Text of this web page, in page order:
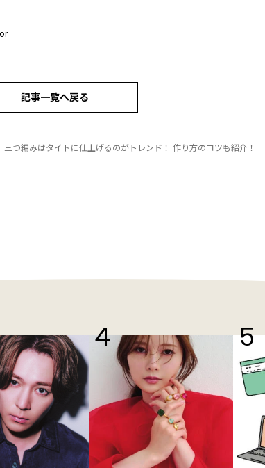
記事一覧へ戻る
三つ編みはタイトに仕上げるのがトレンド！ 作り方のコツも紹介！